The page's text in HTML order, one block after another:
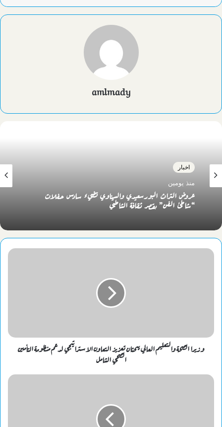
amlmady
اخبار
منذ يومين
عروض التراث البورسعيدي والسيناوي تضيء سادس حفلات
“شاطئ الفن” بقصر ثقافة الشاطبي
وزيرا الصحة والتعليم العالي يبحثان تعزيز التعاون الاستراتيجي لدعم منظومة التأمين
الصحي الشامل